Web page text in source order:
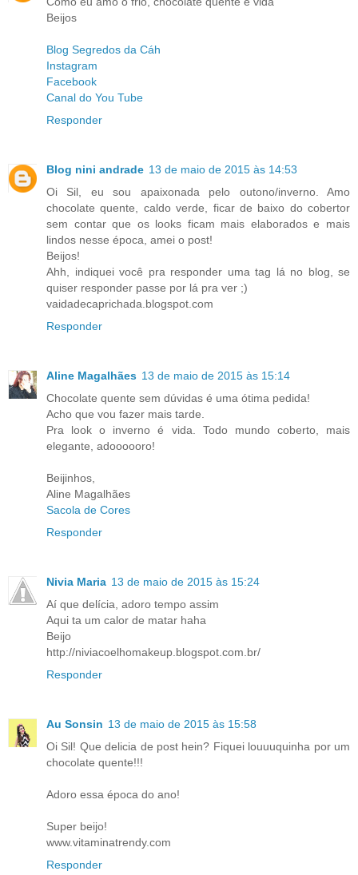
Beijos
Blog Segredos da Cáh
Instagram
Facebook
Canal do You Tube
Responder
Blog nini andrade 13 de maio de 2015 às 14:53
Oi Sil, eu sou apaixonada pelo outono/inverno. Amo
chocolate quente, caldo verde, ficar de baixo do cobertor
sem contar que os looks ficam mais elaborados e mais
lindos nesse época, amei o post!
Beijos!
Ahh, indiquei você pra responder uma tag lá no blog, se
quiser responder passe por lá pra ver ;)
vaidadecaprichada.blogspot.com
Responder
Aline Magalhães 13 de maio de 2015 às 15:14
Chocolate quente sem dúvidas é uma ótima pedida!
Acho que vou fazer mais tarde.
Pra look o inverno é vida. Todo mundo coberto, mais
elegante, adoooooro!
Beijinhos,
Aline Magalhães
Sacola de Cores
Responder
Nivia Maria 13 de maio de 2015 às 15:24
Aí que delícia, adoro tempo assim
Aqui ta um calor de matar haha
Beijo
http://niviacoelhomakeup.blogspot.com.br/
Responder
Au Sonsin 13 de maio de 2015 às 15:58
Oi Sil! Que delicia de post hein? Fiquei louuuquinha por um
chocolate quente!!!
Adoro essa época do ano!
Super beijo!
www.vitaminatrendy.com
Responder